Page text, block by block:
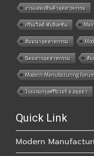
งานแสดงสินค้าอุตสาหกรรม
กรีนเวิลด์ พับลิเคชั่น
สัมมนาอุตสาหกรรม
นิตยสารอุตสาหกรรม สัม
Modern Manufacturing
โรงแรมกรุงศรีริเวอร์ จ.อยุธยา
Quick Link
Modern